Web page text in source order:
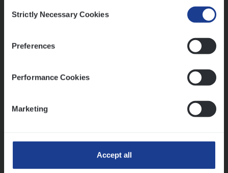
Selection
Strictly Necessary Cookies
Preferences
Performance Cookies
Marketing
Accept all
Vorige Volgende
Mathias houdt van diepgaande dossiers én droge
Thalia zoekt graag oplossingen, in games én op het